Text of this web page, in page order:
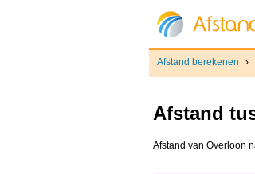
Afstand berekenen ›
Afstand
Afstand van Overloon